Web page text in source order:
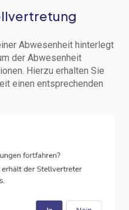
Abwesenheit hinterlegt
der Abwesenheit
Hierzu erhalten Sie
einen entsprechenden